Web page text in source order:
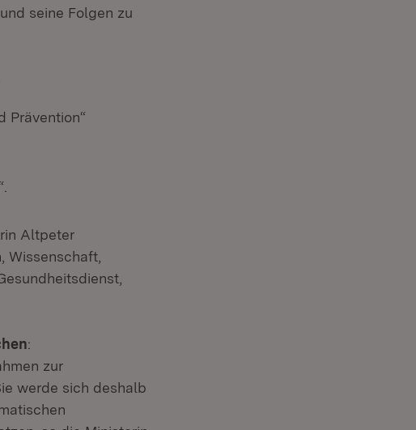
seine Folgen zu
Prävention“
Altpeter
Wissenschaft,
:
zur
werde sich deshalb